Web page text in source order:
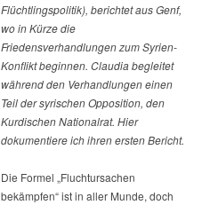
Flüchtlingspolitik), berichtet aus Genf,
wo in Kürze die
Friedensverhandlungen zum Syrien-
Konflikt beginnen. Claudia begleitet
während den Verhandlungen einen
Teil der syrischen Opposition, den
Kurdischen Nationalrat. Hier
dokumentiere ich ihren ersten Bericht.
Die Formel „Fluchtursachen
bekämpfen“ ist in aller Munde, doch